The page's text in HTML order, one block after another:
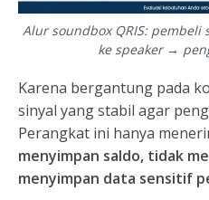
Alur soundbox QRIS:
ke speaker →
Karena bergantung pada
sinyal yang stabil agar
Perangkat ini hanya
menyimpan saldo, tidak
menyimpan data sensitif